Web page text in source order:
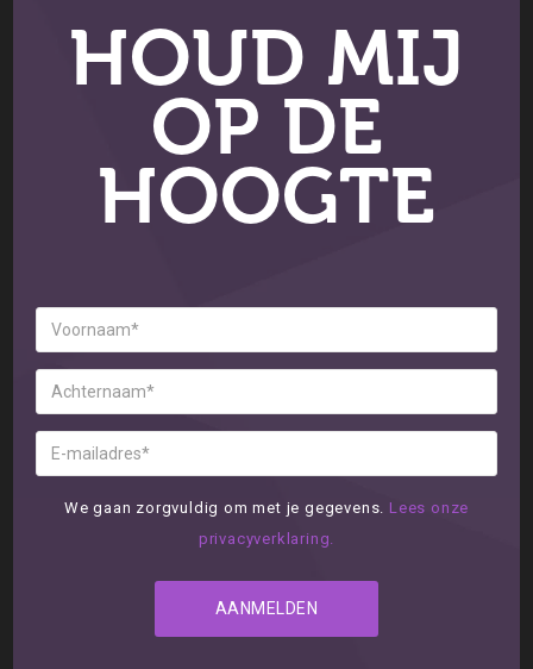
HOUD MIJ
OP DE
HOOGTE
We gaan zorgvuldig om met je gegevens. Lees onze
privacyverklaring.